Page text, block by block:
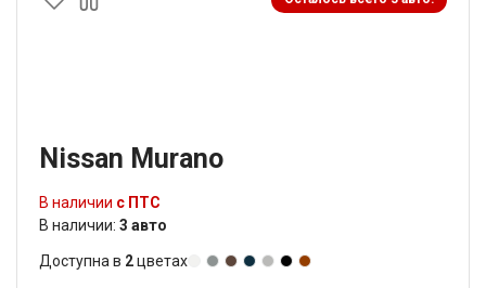
Nissan Murano
В наличии с ПТС
В наличии: 3 авто
Доступна в 2цветах